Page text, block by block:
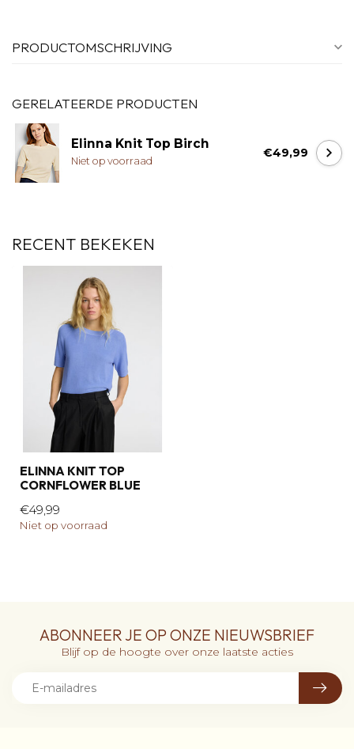
PRODUCTOMSCHRIJVING
GERELATEERDE PRODUCTEN
Elinna Knit Top Birch
Niet op voorraad
€49,99
RECENT BEKEKEN
ELINNA KNIT TOP
CORNFLOWER BLUE
€49,99
Niet op voorraad
ABONNEER JE OP ONZE NIEUWSBRIEF
Blijf op de hoogte over onze laatste acties